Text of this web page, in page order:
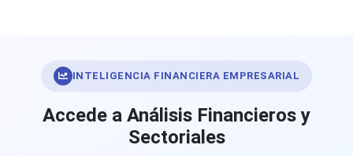
INTELIGENCIA FINANCIERA EMPRESARIAL
Accede a Análisis Financieros y
Sectoriales